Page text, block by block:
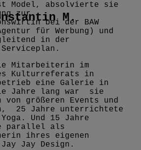
Model, absolvierte sie
zur
bei der BAW
für Werbung) und
in der
Serviceplan.
Mitarbeiterin im
Kulturreferats in
eine Galerie in
Jahre lang war sie
größeren Events und
25 Jahre unterrichtete
Und 15 Jahre
parallel als
ihres eigenen
Jay Design.
M.